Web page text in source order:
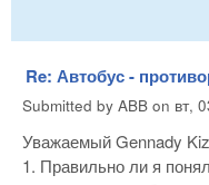
Re: Автобус -
Submitted by ABB on вт,
Уважаемый Gennady
1. Правильно ли я